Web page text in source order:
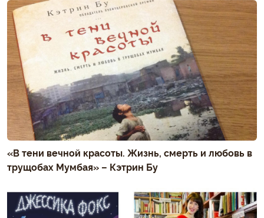
«В тени вечной красоты. Жизнь, смерть и любовь в
трущобах Мумбая» – Кэтрин Бу